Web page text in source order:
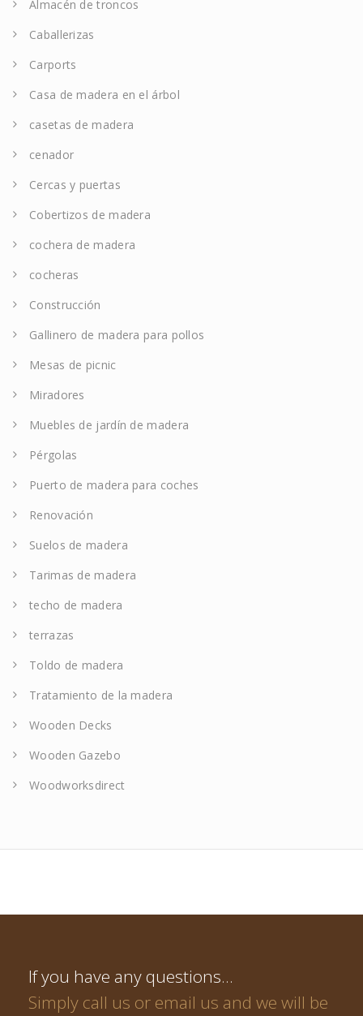
Almacén de troncos
Caballerizas
Carports
Casa de madera en el árbol
casetas de madera
cenador
Cercas y puertas
Cobertizos de madera
cochera de madera
cocheras
Construcción
Gallinero de madera para pollos
Mesas de picnic
Miradores
Muebles de jardín de madera
Pérgolas
Puerto de madera para coches
Renovación
Suelos de madera
Tarimas de madera
techo de madera
terrazas
Toldo de madera
Tratamiento de la madera
Wooden Decks
Wooden Gazebo
Woodworksdirect
If you have any questions…
Simply call us or email us and we will be